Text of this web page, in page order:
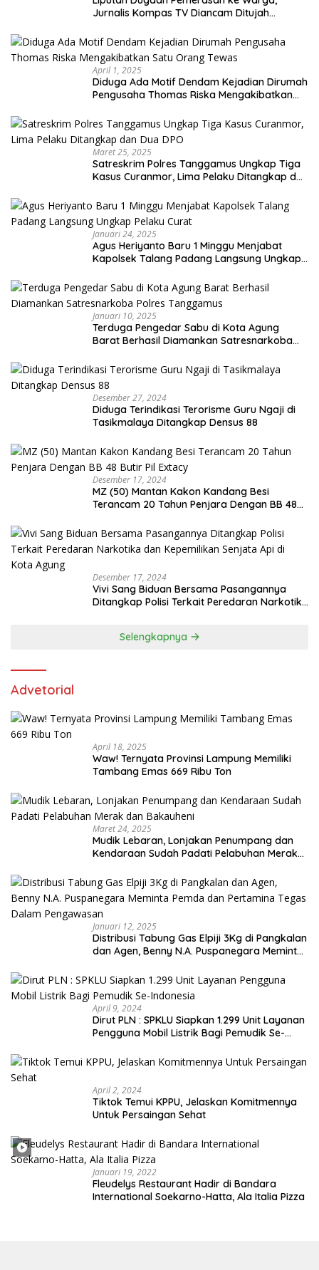
Jurnalis Kompas TV Diancam Ditujah
April 1, 2025
Diduga Ada Motif Dendam Kejadian Dirumah
Pengusaha Thomas Riska Mengakibatkan
Maret 25, 2025
Satreskrim Polres Tanggamus Ungkap Tiga
Kasus Curanmor, Lima Pelaku Ditangkap dan
Januari 24, 2025
Agus Heriyanto Baru 1 Minggu Menjabat
Kapolsek Talang Padang Langsung Ungkap
Januari 10, 2025
Terduga Pengedar Sabu di Kota Agung
Barat Berhasil Diamankan Satresnarkoba
Desember 27, 2024
Diduga Terindikasi Terorisme Guru Ngaji di
Tasikmalaya Ditangkap Densus 88
Desember 17, 2024
MZ (50) Mantan Kakon Kandang Besi
Terancam 20 Tahun Penjara Dengan BB 48
Desember 17, 2024
Vivi Sang Biduan Bersama Pasangannya
Ditangkap Polisi Terkait Peredaran Narkotika
Selengkapnya
Advetorial
April 18, 2025
Waw! Ternyata Provinsi Lampung Memiliki
Tambang Emas 669 Ribu Ton
Maret 24, 2025
Mudik Lebaran, Lonjakan Penumpang dan
Kendaraan Sudah Padati Pelabuhan Merak
Januari 12, 2025
Distribusi Tabung Gas Elpiji 3Kg di Pangkalan
dan Agen, Benny N.A. Puspanegara Meminta
Pengawasan
April 9, 2024
Dirut PLN : SPKLU Siapkan 1.299 Unit Layanan
Pengguna Mobil Listrik Bagi Pemudik Se-
April 2, 2024
Tiktok Temui KPPU, Jelaskan Komitmennya
Untuk Persaingan Sehat
Januari 19, 2022
Fleudelys Restaurant Hadir di Bandara
International Soekarno-Hatta, Ala Italia Pizza